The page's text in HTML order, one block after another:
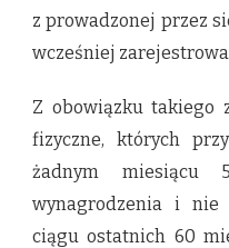
z prowadzonej przez
wcześniej
Z obowiązku takiego
fizyczne, których
żadnym miesiącu
wynagrodzenia i nie
ciągu ostatnich 60